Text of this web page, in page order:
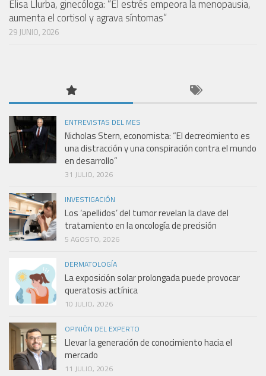
Elisa Llurba, ginecóloga: “El estrés empeora la menopausia,
aumenta el cortisol y agrava síntomas”
29 JUNIO, 2026
ENTREVISTAS DEL MES
Nicholas Stern, economista: “El decrecimiento es
una distracción y una conspiración contra el mundo
en desarrollo”
31 JULIO, 2026
INVESTIGACIÓN
Los ‘apellidos’ del tumor revelan la clave del
tratamiento en la oncología de precisión
5 AGOSTO, 2026
DERMATOLOGÍA
La exposición solar prolongada puede provocar
queratosis actínica
10 JULIO, 2026
OPINIÓN DEL EXPERTO
Llevar la generación de conocimiento hacia el
mercado
11 JULIO, 2026